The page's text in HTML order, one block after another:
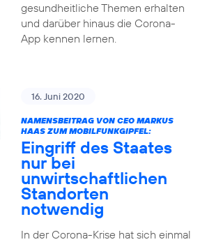
gesundheitliche Themen erhalten
und darüber hinaus die Corona-
App kennen lernen.
16. Juni 2020
NAMENSBEITRAG VON CEO MARKUS
HAAS ZUM MOBILFUNKGIPFEL:
Eingriff des Staates
nur bei
unwirtschaftlichen
Standorten
notwendig
In der Corona-Krise hat sich einmal